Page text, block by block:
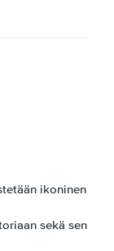
ikoninen
sekä sen